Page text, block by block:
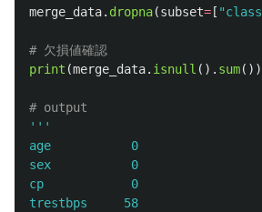
merge_data. dropna(subset= [ "class
print (merge_data. isnull (). sum())
'''
age           0
sex           0
cp            0
trestbps     58